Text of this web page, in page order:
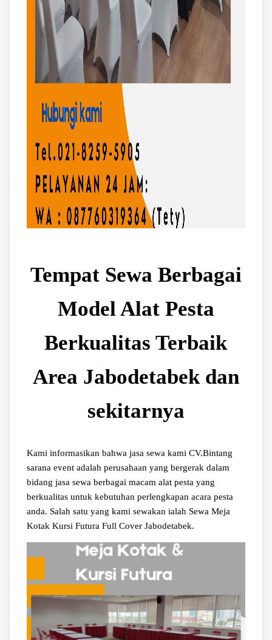
Tempat Sewa Berbagai
Model Alat Pesta
Berkualitas Terbaik
Area Jabodetabek dan
sekitarnya
Kami informasikan bahwa jasa sewa kami CV.Bintang
sarana event adalah perusahaan yang bergerak dalam
bidang jasa sewa berbagai macam alat pesta yang
berkualitas untuk kebutuhan perlengkapan acara pesta
anda. Salah satu yang kami sewakan ialah Sewa Meja
Kotak Kursi Futura Full Cover Jabodetabek.